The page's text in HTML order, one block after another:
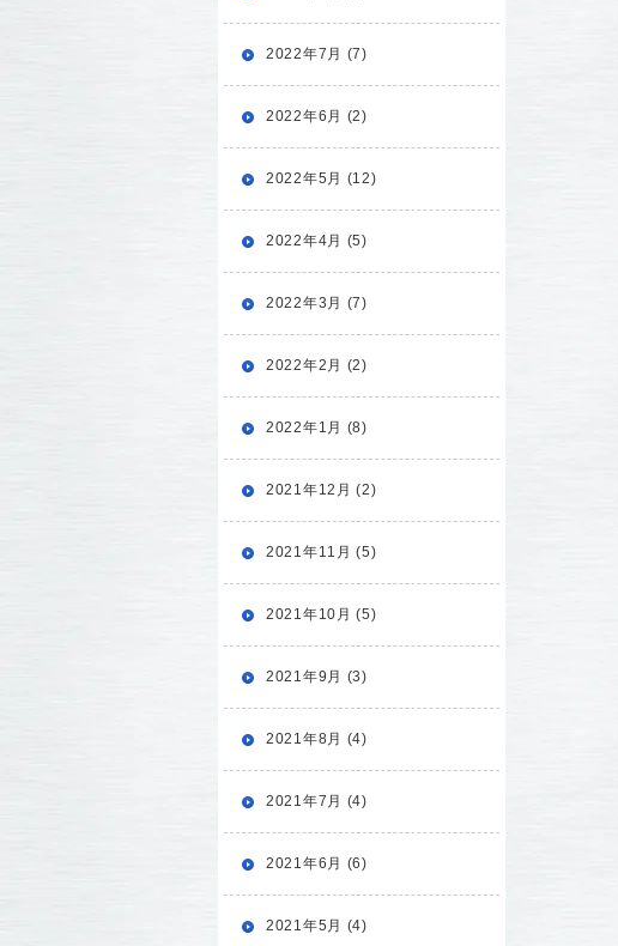
2022年7月 (7)
2022年6月 (2)
2022年5月 (12)
2022年4月 (5)
2022年3月 (7)
2022年2月 (2)
2022年1月 (8)
2021年12月 (2)
2021年11月 (5)
2021年10月 (5)
2021年9月 (3)
2021年8月 (4)
2021年7月 (4)
2021年6月 (6)
2021年5月 (4)